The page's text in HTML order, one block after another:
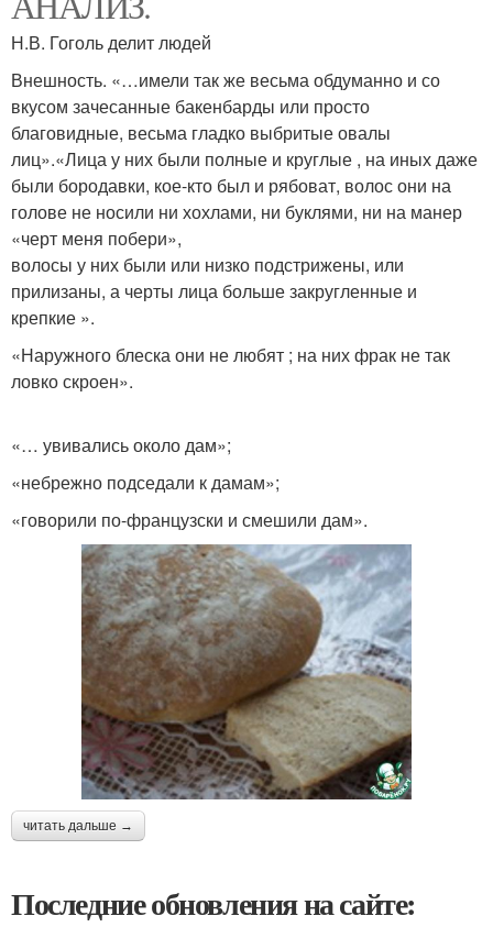
Н.В. Гоголь делит людей
Внешность. «…имели так же весьма обдуманно и со
вкусом зачесанные бакенбарды или просто
благовидные, весьма гладко выбритые овалы
лиц».«Лица у них были полные и круглые , на иных даже
были бородавки, кое-кто был и рябоват, волос они на
голове не носили ни хохлами, ни буклями, ни на манер
«черт меня побери»,
волосы у них были или низко подстрижены, или
прилизаны, а черты лица больше закругленные и
крепкие ».
«Наружного блеска они не любят ; на них фрак не так
ловко скроен».
«… увивались около дам»;
«небрежно подседали к дамам»;
«говорили по-французски и смешили дам».
читать дальше →
Последние обновления на сайте: